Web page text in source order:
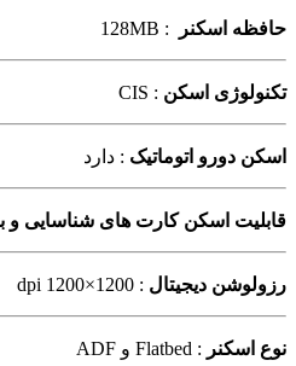
حافظه اسکنر : 128MB
تکنولوژی اسکن : CIS
اسکن دورو اتوماتیک : دارد
قابلیت اسکن کارت های شناسایی و
رزولوشن دیجیتال : 1200×1200 dpi
نوع اسکنر : Flatbed و ADF